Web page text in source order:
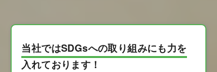
当社ではSDGsへの取り組みにも力を
入れております！